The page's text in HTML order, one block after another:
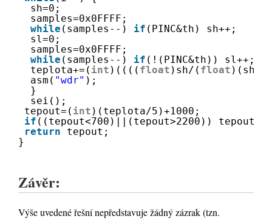
sh=0;
samples=0x0FFFF;
while (samples--) if (PINC&th) sh++;
sl=0;
samples=0x0FFFF;
while (samples--) if (!(PINC&th)) sl++;
teplota+=( int )(((( float )sh/( float
asm( "wdr" );
}
sei();
tepout=( int )(teplota/5)+1000;
if ((tepout<700)||(tepout>2200))
return
tepout;
}
Závěr:
Výše uvedené řešní nepředstavuje žádný zázrak (tzn.